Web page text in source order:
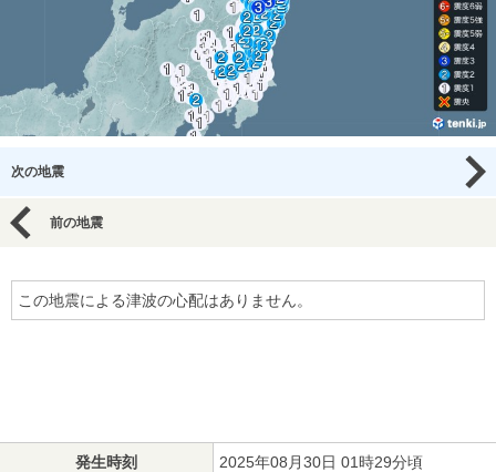
次の地震
前の地震
この地震による津波の心配はありません。
発生時刻 2025年08月30日 01時29分頃